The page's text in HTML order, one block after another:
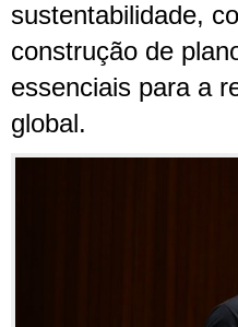
sustentabilidade,
construção de
essenciais para a
global.